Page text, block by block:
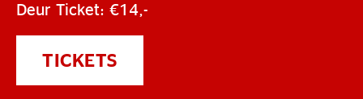
Deur Ticket: €14,-
TICKETS